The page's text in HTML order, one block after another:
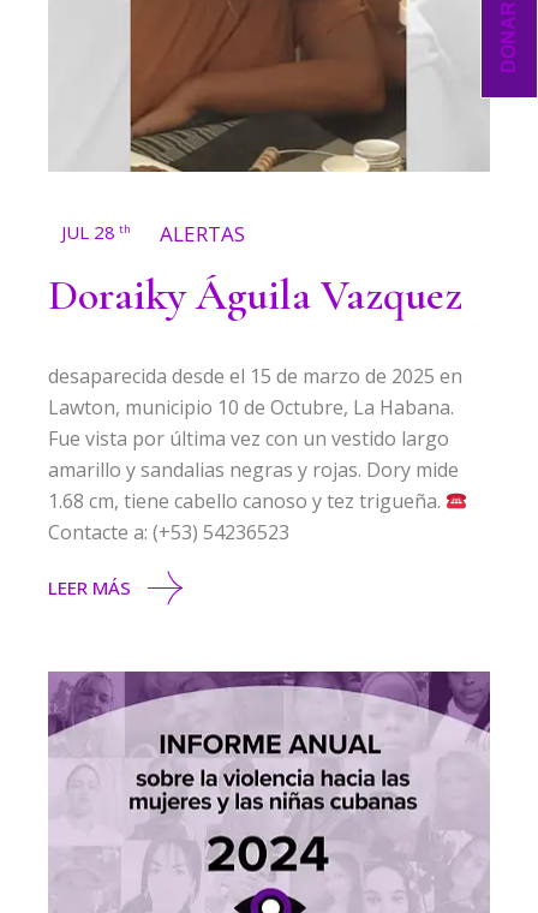
DONAR
JUL 28 th ALERTAS
Doraiky Águila Vazquez
desaparecida desde el 15 de marzo de 2025 en
Lawton, municipio 10 de Octubre, La Habana.
Fue vista por última vez con un vestido largo
amarillo y sandalias negras y rojas. Dory mide
1.68 cm, tiene cabello canoso y tez trigueña.
Contacte a: (+53) 54236523
LEER MÁS